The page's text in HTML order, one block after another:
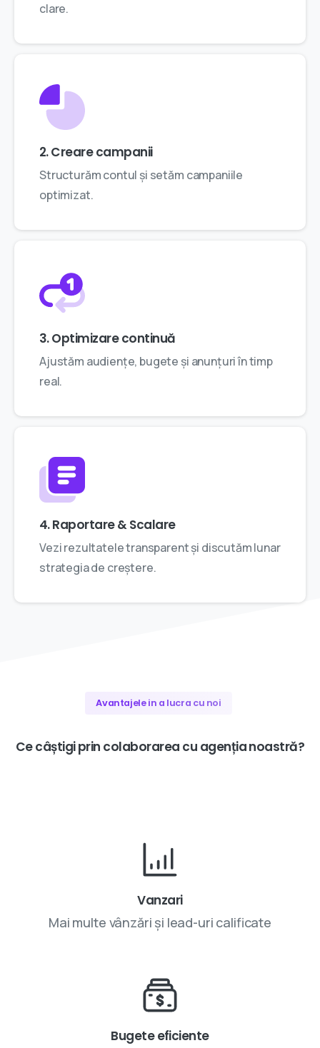
clare.
2. Creare campanii
Structurăm contul și setăm campaniile
optimizat.
3. Optimizare continuă
Ajustăm audiențe, bugete și anunțuri în timp
real.
4. Raportare & Scalare
Vezi rezultatele transparent și discutăm lunar
strategia de creștere.
Avantajele in a lucra cu noi
Cecâștigiprin colaborarea cu agențianoastră?
Vanzari
Mai multe vânzări și lead-uri calificate
Bugete eficiente